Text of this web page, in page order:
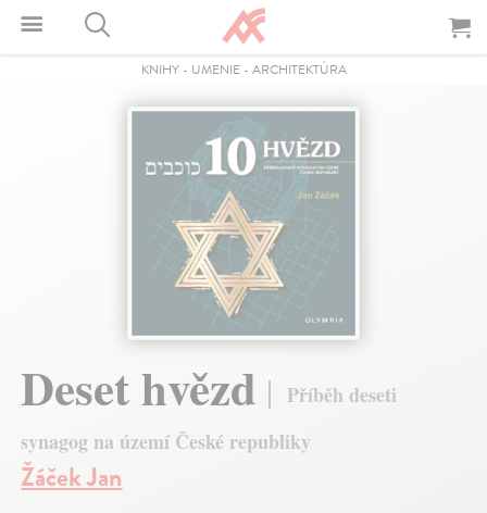
KNIHY- UMENIE- ARCHITEKTÚRA
Deset hvězd
Příběh deseti
synagog na území České republiky
Žáček Jan